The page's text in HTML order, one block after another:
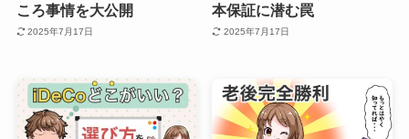
ころ事情を大公開
2025年7月17日
本保証に潜む罠
2025年7月17日